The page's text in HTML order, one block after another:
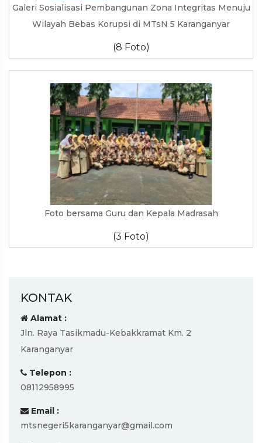
Galeri Sosialisasi Pembangunan Zona Integritas Menuju
Wilayah Bebas Korupsi di MTsN 5 Karanganyar
(8 Foto)
Foto bersama Guru dan Kepala Madrasah
(3 Foto)
KONTAK
Alamat :
Jln. Raya Tasikmadu-Kebakkramat Km. 2
Karanganyar
Telepon :
08112958995
Email :
mtsnegeri5karanganyar@gmail.com